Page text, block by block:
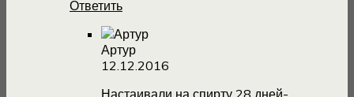
Ответить
Артур
12.12.2016